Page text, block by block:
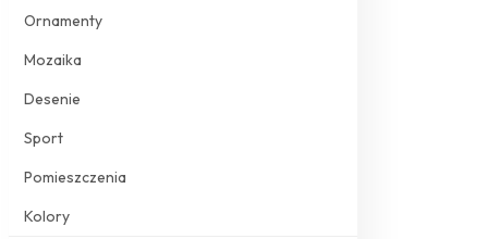
Ornamenty
Mozaika
Desenie
Sport
Pomieszczenia
Kolory